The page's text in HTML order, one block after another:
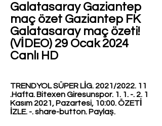
Galatasaray Gaziantep
maç özet Gaziantep FK
Galatasaray maç özeti!
(VİDEO) 29 Ocak 2024
Canlı HD
TRENDYOL SÜPER LİG. 2021/2022. 11
.Hafta. Bitexen Giresunspor. 1. 1. -. 2. 1
Kasım 2021, Pazartesi, 10:00. ÖZETİ
İZLE. -. share-button. Paylaş.